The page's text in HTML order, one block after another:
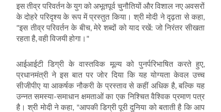
इस तीव्र परिवर्तन के युग को अभूतपूर्व चुनौतियों और विशाल नए अवसरों
के दोहरे परिदृश्य के रूप में प्रस्तुत किया। श्री मोदी ने दृढ़ता से कहा
"इस तीव्र परिवर्तन के बीच,मेरे शब्दों को याद रखें: जो निरंतर सीखता
रहता है, वही विजयी होगा।"
आईआईटी डिग्री के वास्तविक मूल्य को पुनर्परिभाषित करते हुए
प्रधानमंत्री ने इस बात पर जोर दिया कि यह योग्यता केवल उच्च
सीजीपीए या आकर्षक नौकरी के प्रस्ताव से कहीं अधिक है,बल्कि यह
उन्नत समस्या-समाधान क्षमताओं का एक निश्चित वैश्विक प्रमाण पत्र
है। श्री मोदी ने कहा , "आपकी डिग्री पूरी दुनिया को बताती है कि आप